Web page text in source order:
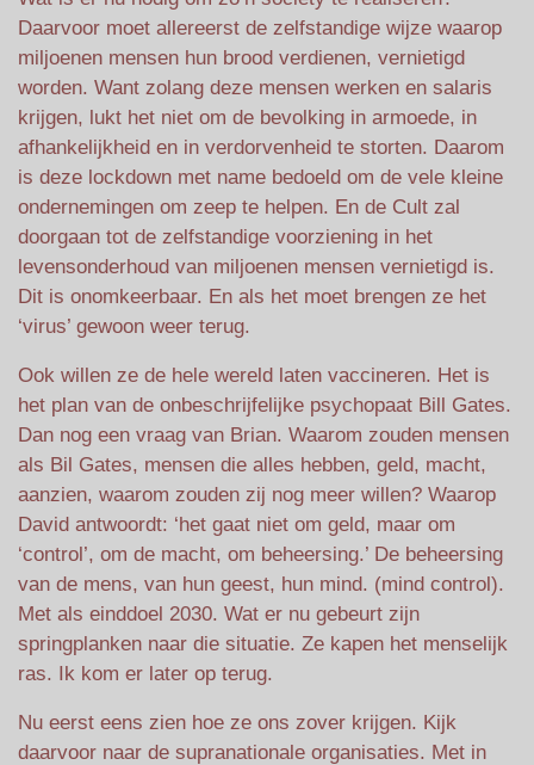
Daarvoor moet allereerst de zelfstandige wijze waarop
miljoenen mensen hun brood verdienen, vernietigd
worden. Want zolang deze mensen werken en salaris
krijgen, lukt het niet om de bevolking in armoede, in
afhankelijkheid en in verdorvenheid te storten. Daarom
is deze lockdown met name bedoeld om de vele kleine
ondernemingen om zeep te helpen. En de Cult zal
doorgaan tot de zelfstandige voorziening in het
levensonderhoud van miljoenen mensen vernietigd is.
Dit is onomkeerbaar. En als het moet brengen ze het
‘virus’ gewoon weer terug.
Ook willen ze de hele wereld laten vaccineren. Het is
het plan van de onbeschrijfelijke psychopaat Bill Gates.
Dan nog een vraag van Brian. Waarom zouden mensen
als Bil Gates, mensen die alles hebben, geld, macht,
aanzien, waarom zouden zij nog meer willen? Waarop
David antwoordt: ‘het gaat niet om geld, maar om
‘control’, om de macht, om beheersing.’ De beheersing
van de mens, van hun geest, hun mind. (mind control).
Met als einddoel 2030. Wat er nu gebeurt zijn
springplanken naar die situatie. Ze kapen het menselijk
ras. Ik kom er later op terug.
Nu eerst eens zien hoe ze ons zover krijgen. Kijk
daarvoor naar de supranationale organisaties. Met in